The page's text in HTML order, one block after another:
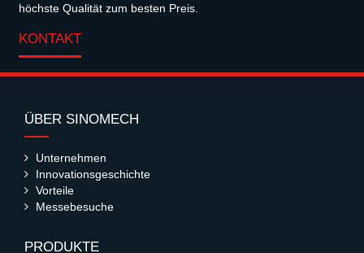
höchste Qualität zum besten Preis.
KONTAKT
ÜBER SINOMECH
Unternehmen
Innovationsgeschichte
Vorteile
Messebesuche
PRODUKTE